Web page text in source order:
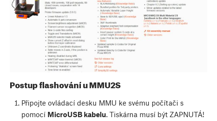
Postup flashování u MMU2S
Připojte ovládací desku MMU ke svému počítači s
pomocí MicroUSB kabelu. Tiskárna musí být ZAPNUTÁ!